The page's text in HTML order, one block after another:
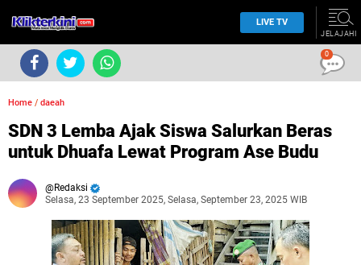
LIVE TV
JELAJAHI
Home / daeah
SDN 3 Lemba Ajak Siswa Salurkan Beras
untuk Dhuafa Lewat Program Ase Budu
Redaksi
Selasa, 23 September 2025, Selasa, September 23, 2025 WIB
0